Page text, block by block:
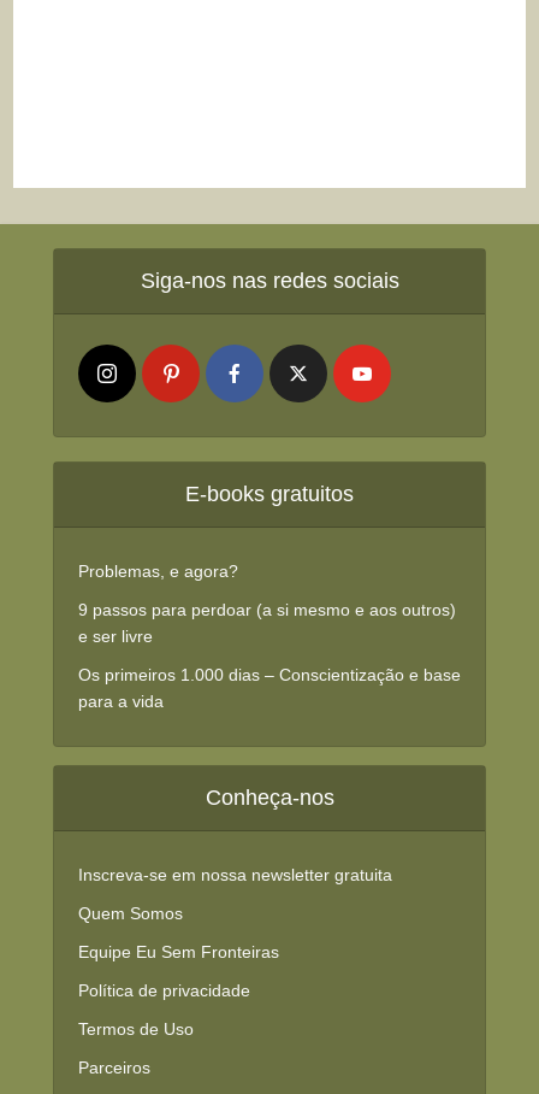
Siga-nos nas redes sociais
E-books gratuitos
Problemas, e agora?
9 passos para perdoar (a si mesmo e aos outros)
e ser livre
Os primeiros 1.000 dias – Conscientização e base
para a vida
Conheça-nos
Inscreva-se em nossa newsletter gratuita
Quem Somos
Equipe Eu Sem Fronteiras
Política de privacidade
Termos de Uso
Parceiros